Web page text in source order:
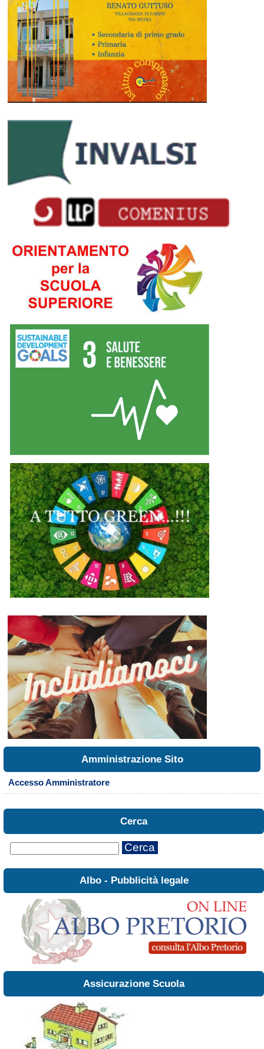
Amministrazione Sito
Accesso Amministratore
Cerca
Cerca
Albo - Pubblicità legale
Assicurazione Scuola